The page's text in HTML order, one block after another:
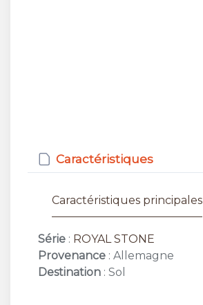
Caractéristiques
Caractéristiques principales
Série : ROYAL STONE
Provenance : Allemagne
Destination : Sol